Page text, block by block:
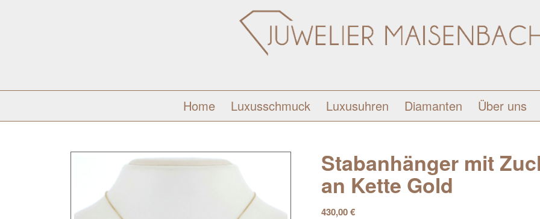
Home Luxusschmuck Luxusuhren Diamanten Über uns
Stabanhänger mit
an Kette Gold
430,00€